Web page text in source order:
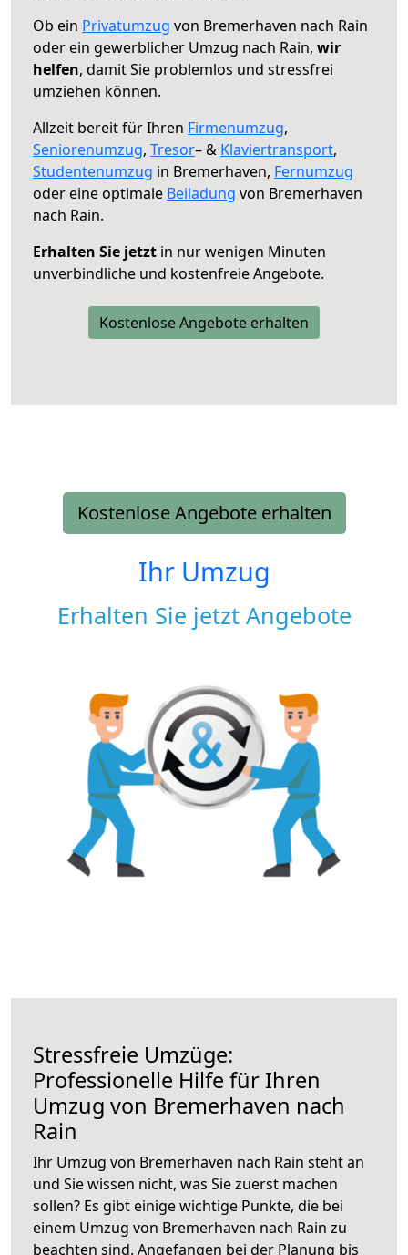
Ob ein Privatumzug von Bremerhaven nach Rain
oder ein gewerblicher Umzug nach Rain, wir
helfen, damit Sie problemlos und stressfrei
umziehen können.
Allzeit bereit für Ihren Firmenumzug,
Seniorenumzug, Tresor– & Klaviertransport,
Studentenumzug in Bremerhaven, Fernumzug
oder eine optimale Beiladung von Bremerhaven
nach Rain.
Erhalten Sie jetzt in nur wenigen Minuten
unverbindliche und kostenfreie Angebote.
Kostenlose Angebote erhalten
Kostenlose Angebote erhalten
Ihr Umzug
Erhalten Sie jetzt Angebote
Stressfreie Umzüge:
Professionelle Hilfe für Ihren
Umzug von Bremerhaven nach
Rain
Ihr Umzug von Bremerhaven nach Rain steht an
und Sie wissen nicht, was Sie zuerst machen
sollen? Es gibt einige wichtige Punkte, die bei
einem Umzug von Bremerhaven nach Rain zu
beachten sind. Angefangen bei der Planung bis